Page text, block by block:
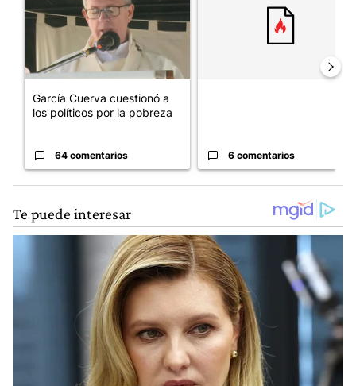
García Cuerva cuestionó a
los políticos por la pobreza
64 comentarios 6 comentarios